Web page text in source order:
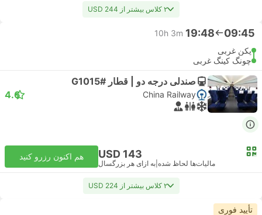
۲ کلاس بیشتر از USD 244
09:45
19:48
10h 3m
پکن غربی
چونگ کینگ غربی
صندلی درجه دو | قطار #G1015
China Railway
4.6
USD 143
مالیات‌ها لحاظ شده به ازای هر بزرگسال
هم اکنون رزرو کنید
۲ کلاس بیشتر از USD 224
تأیید فوری